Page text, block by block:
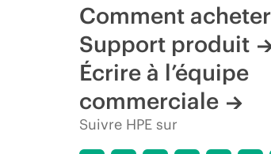
Comment acheter
Support produit
Écrire à l’équipe
commerciale
Suivre HPE sur